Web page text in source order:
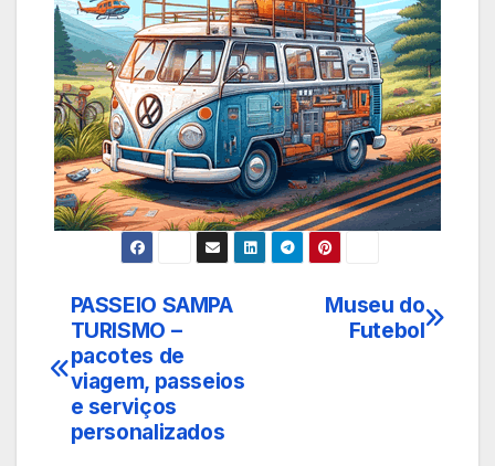
Navegação
de
Post
Museu do
Futebol
PASSEIO SAMPA
TURISMO –
pacotes de
viagem, passeios
e serviços
personalizados